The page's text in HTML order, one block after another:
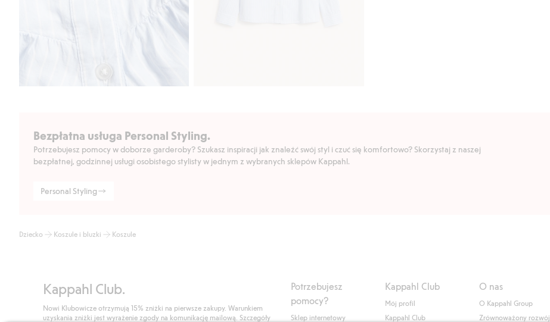
Bezpłatna usługa Personal Styling.
Potrzebujesz pomocy w doborze garderoby? Szukasz inspiracji jak znaleźć swój styl i czuć się komfortowo? Skorzystaj z naszej
bezpłatnej, godzinnej usługi osobistego stylisty w jednym z wybranych sklepów Kappahl.
Personal Styling
Dziecko Koszule i bluzki Koszule
Kappahl Club.
Nowi Klubowicze otrzymują 15% zniżki na pierwsze zakupy. Warunkiem
uzyskania zniżki jest wyrażenie zgody na komunikację mailową. Szczegóły
Potrzebujesz
pomocy?
Sklep internetowy
Kappahl Club
Mój profil
Kappahl Club
O nas
O Kappahl Group
Zrównoważony rozwój